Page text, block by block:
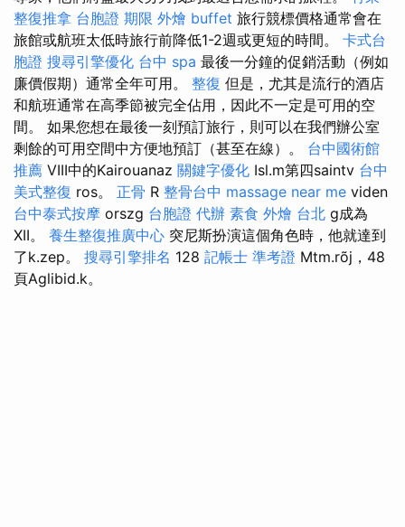
整復推拿 台胞證 期限 外燴 buffet 旅行競標價格通常會在
旅館或航班太低時旅行前降低1-2週或更短的時間。 卡式台
胞證 搜尋引擎優化 台中 spa 最後一分鐘的促銷活動（例如
廉價假期）通常全年可用。 整復 但是，尤其是流行的酒店
和航班通常在高季節被完全佔用，因此不一定是可用的空
間。 如果您想在最後一刻預訂旅行，則可以在我們辦公室
剩餘的可用空間中方便地預訂（甚至在線）。 台中國術館
推薦 VIII中的Kairouanaz 關鍵字優化 Isl.m第四saintv 台中
美式整復 ros。 正骨 R 整骨台中 massage near me viden
台中泰式按摩 orszg 台胞證 代辦 素食 外燴 台北 g成為
XII。 養生整復推廣中心 突尼斯扮演這個角色時，他就達到
了k.zep。 搜尋引擎排名 128 記帳士 準考證 Mtm.rõj，48
頁Aglibid.k。